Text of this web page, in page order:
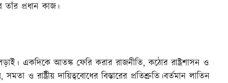
তাঁর প্রধান কাজ।
একদিকে আতঙ্ক ফেরি করার রাজনীতি, কঠোর রাষ্ট্রশাসন ও
ও রাষ্ট্রীয় দায়িত্ববোধের বিস্তারের প্রতিশ্রুতি।বর্তমান লাতিন